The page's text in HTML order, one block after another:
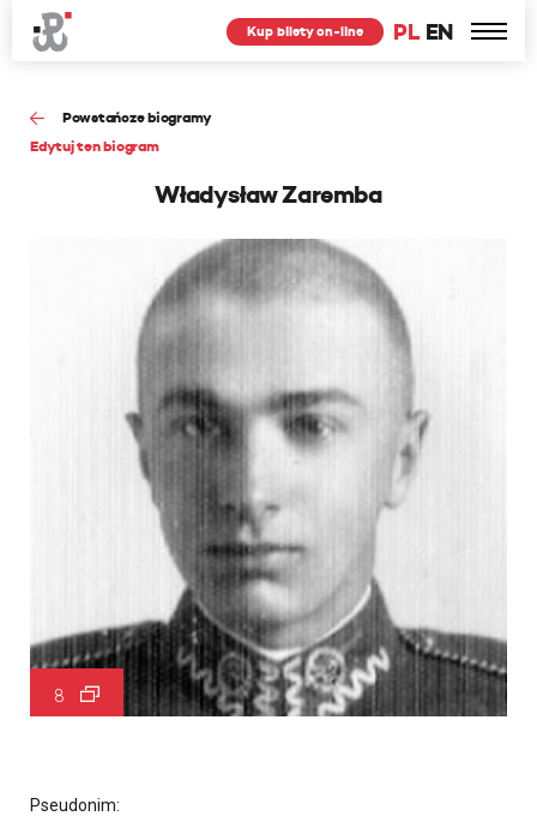
PL EN
Kup bilety on-line
Powstańcze biogramy
Edytuj ten biogram
Władysław Zaremba
8
Pseudonim: